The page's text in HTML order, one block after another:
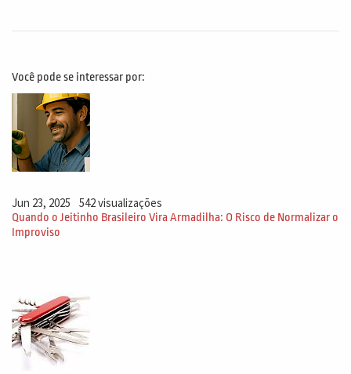
Você pode se interessar por:
Jun 23, 2025 542 visualizações
Quando o Jeitinho Brasileiro Vira Armadilha: O Risco de Normalizar o
Improviso